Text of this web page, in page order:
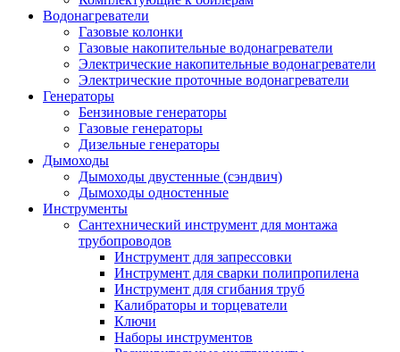
Водонагреватели
Газовые колонки
Газовые накопительные водонагреватели
Электрические накопительные водонагреватели
Электрические проточные водонагреватели
Генераторы
Бензиновые генераторы
Газовые генераторы
Дизельные генераторы
Дымоходы
Дымоходы двустенные (сэндвич)
Дымоходы одностенные
Инструменты
Сантехнический инструмент для монтажа
трубопроводов
Инструмент для запрессовки
Инструмент для сварки полипропилена
Инструмент для сгибания труб
Калибраторы и торцеватели
Ключи
Наборы инструментов